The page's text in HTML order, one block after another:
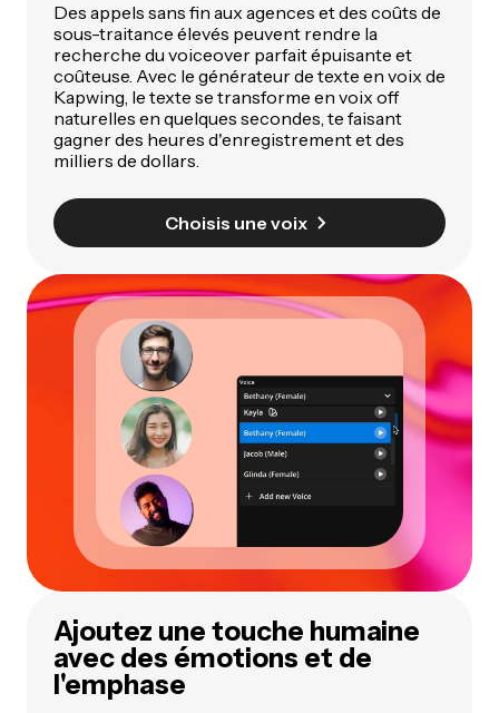
Des appels sans fin aux agences et des coûts de
sous-traitance élevés peuvent rendre la
recherche du voiceover parfait épuisante et
coûteuse. Avec le générateur de texte en voix de
Kapwing, le texte se transforme en voix off
naturelles en quelques secondes, te faisant
gagner des heures d'enregistrement et des
milliers de dollars.
Choisis une voix
Ajoutez une touche humaine
avec des émotions et de
l'emphase